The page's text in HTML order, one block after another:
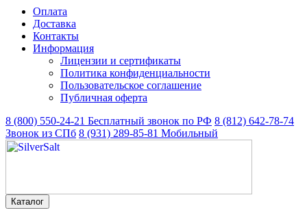
Оплата
Доставка
Контакты
Информация
Лицензии и сертификаты
Политика конфиденциальности
Пользовательское соглашение
Публичная оферта
8 (800) 550-24-21 Бесплатный звонок по РФ 8 (812) 642-78-74
Звонок из СПб 8 (931) 289-85-81 Мобильный
Каталог